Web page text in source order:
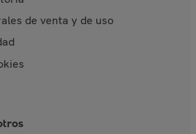
de venta y de uso